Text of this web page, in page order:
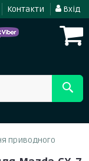
Контакти Вхід
приводного